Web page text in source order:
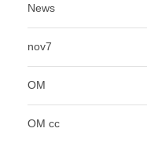
News
nov7
OM
OM cc